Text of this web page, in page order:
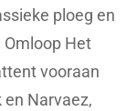
ploeg en
Het
vooraan
Narvaez,